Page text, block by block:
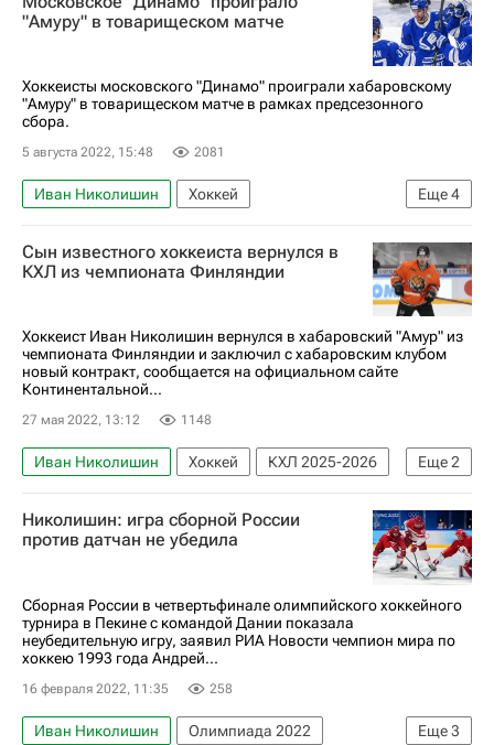
Филип Вароне
ХК Спартак (Москва)
"Амуру" в товарищеском матче
Хоккеисты московского "Динамо" проиграли хабаровскому
"Амуру" в товарищеском матче в рамках предсезонного
сбора.
5 августа 2022, 15:48 2081
Еще4
Иван Николишин
Хоккей
Регулярный чемпионат КХЛ
Джордан Уил
ХК Динамо (Москва)
Амур
Сын известного хоккеиста вернулся в
КХЛ из чемпионата Финляндии
Хоккеист Иван Николишин вернулся в хабаровский "Амур" из
чемпионата Финляндии и заключил с хабаровским клубом
новый контракт, сообщается на официальном сайте
Континентальной...
27 мая 2022, 13:12 1148
Еще2
Иван Николишин Хоккей
КХЛ 2025-2026
Амур
Трансферы
Николишин: игра сборной России
против датчан не убедила
Сборная России в четвертьфинале олимпийского хоккейного
турнира в Пекине с командой Дании показала
неубедительную игру, заявил РИА Новости чемпион мира по
хоккею 1993 года Андрей...
16 февраля 2022, 11:35 258
Еще3
Иван Николишин
Олимпиада 2022